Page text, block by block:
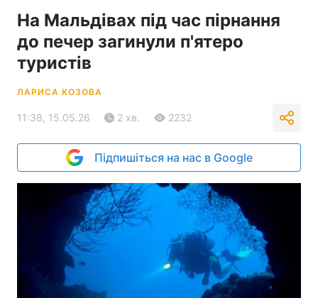
На Мальдівах під час пірнання
до печер загинули п'ятеро
туристів
ЛАРИСА КОЗОВА
11:38, 15.05.26 2 хв. 2232
Підпишіться на нас в Google